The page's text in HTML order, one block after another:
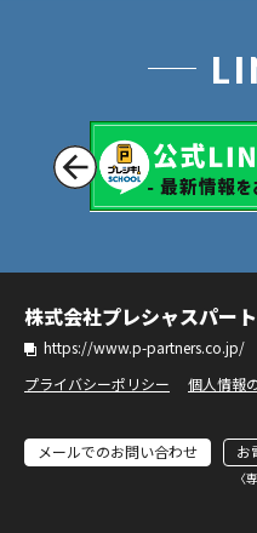
株式会社プレシャスパー
https://www.p-partners.co.jp/
プライバシーポリシー
個人情報
メールでのお問い合わせ お
〈